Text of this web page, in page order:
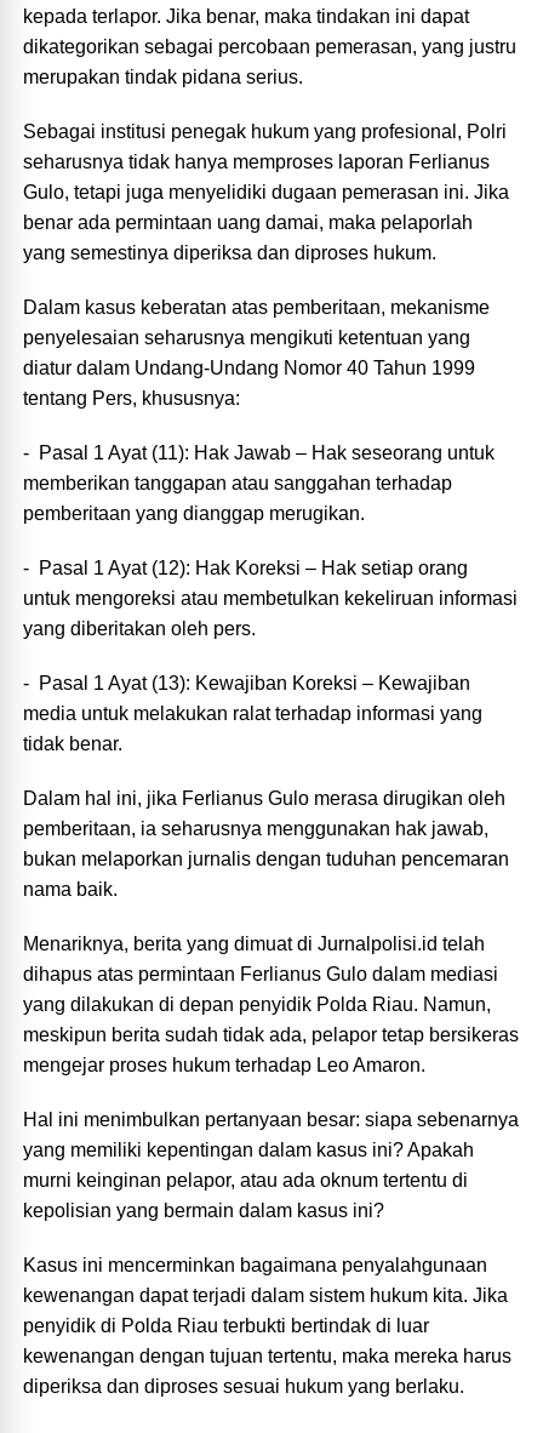
kepada terlapor. Jika benar, maka tindakan ini dapat
dikategorikan sebagai percobaan pemerasan, yang justru
merupakan tindak pidana serius.
Sebagai institusi penegak hukum yang profesional, Polri
seharusnya tidak hanya memproses laporan Ferlianus
Gulo, tetapi juga menyelidiki dugaan pemerasan ini. Jika
benar ada permintaan uang damai, maka pelaporlah
yang semestinya diperiksa dan diproses hukum.
Dalam kasus keberatan atas pemberitaan, mekanisme
penyelesaian seharusnya mengikuti ketentuan yang
diatur dalam Undang-Undang Nomor 40 Tahun 1999
tentang Pers, khususnya:
- Pasal 1 Ayat (11): Hak Jawab – Hak seseorang untuk
memberikan tanggapan atau sanggahan terhadap
pemberitaan yang dianggap merugikan.
- Pasal 1 Ayat (12): Hak Koreksi – Hak setiap orang
untuk mengoreksi atau membetulkan kekeliruan informasi
yang diberitakan oleh pers.
- Pasal 1 Ayat (13): Kewajiban Koreksi – Kewajiban
media untuk melakukan ralat terhadap informasi yang
tidak benar.
Dalam hal ini, jika Ferlianus Gulo merasa dirugikan oleh
pemberitaan, ia seharusnya menggunakan hak jawab,
bukan melaporkan jurnalis dengan tuduhan pencemaran
nama baik.
Menariknya, berita yang dimuat di Jurnalpolisi.id telah
dihapus atas permintaan Ferlianus Gulo dalam mediasi
yang dilakukan di depan penyidik Polda Riau. Namun,
meskipun berita sudah tidak ada, pelapor tetap bersikeras
mengejar proses hukum terhadap Leo Amaron.
Hal ini menimbulkan pertanyaan besar: siapa sebenarnya
yang memiliki kepentingan dalam kasus ini? Apakah
murni keinginan pelapor, atau ada oknum tertentu di
kepolisian yang bermain dalam kasus ini?
Kasus ini mencerminkan bagaimana penyalahgunaan
kewenangan dapat terjadi dalam sistem hukum kita. Jika
penyidik di Polda Riau terbukti bertindak di luar
kewenangan dengan tujuan tertentu, maka mereka harus
diperiksa dan diproses sesuai hukum yang berlaku.